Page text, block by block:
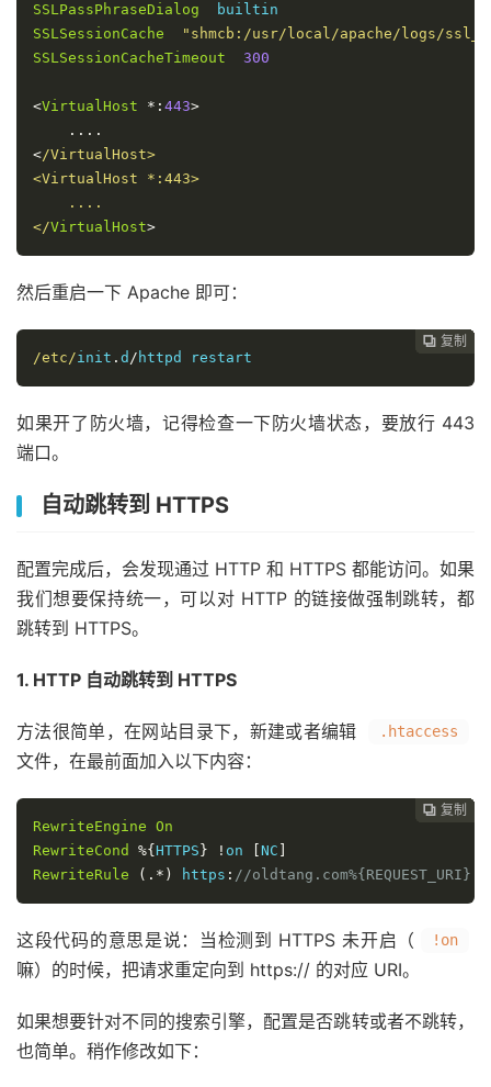
SSLPassPhraseDialog
SSLSessionCache
"shmcb:/usr/local/apache/logs/
SSLSessionCacheTimeout
300
<VirtualHost *: 443>
....
</VirtualHost>
<VirtualHost *:443>
    ....
</VirtualHost>
然后重启一下 Apache 即可：
 复制
 复制
 复制
 复制
 复制
 复制
 复制
/etc/init . d / httpd restart
如果开了防火墙，记得检查一下防火墙状态，要放行 443
端口。
自动跳转到 HTTPS
配置完成后，会发现通过 HTTP 和 HTTPS 都能访问。如果
我们想要保持统一，可以对 HTTP 的链接做强制跳转，都
跳转到 HTTPS。
1. HTTP 自动跳转到 HTTPS
方法很简单，在网站目录下，新建或者编辑 .htaccess
文件，在最前面加入以下内容：
 复制
 复制
 复制
 复制
 复制
 复制
RewriteEngine On
RewriteCond
%{ HTTPS } ! on NC
RewriteRule
(.*) https : //oldtang.com%{REQUEST_URI}
这段代码的意思是说：当检测到 HTTPS 未开启（ !on
嘛）的时候，把请求重定向到 https:// 的对应 URI。
如果想要针对不同的搜索引擎，配置是否跳转或者不跳转，
也简单。稍作修改如下：